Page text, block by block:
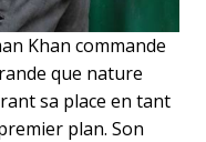
Khan commande
que nature
sa place en tant
plan. Son